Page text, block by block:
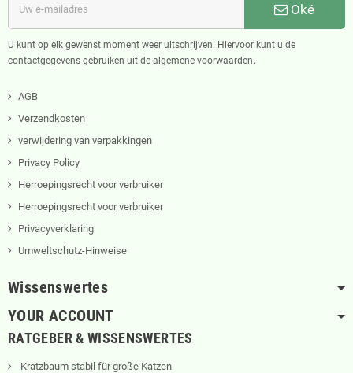
Oké
U kunt op elk gewenst moment weer uitschrijven. Hiervoor kunt u de
contactgegevens gebruiken uit de algemene voorwaarden.
AGB
Verzendkosten
verwijdering van verpakkingen
Privacy Policy
Herroepingsrecht voor verbruiker
Herroepingsrecht voor verbruiker
Privacyverklaring
Umweltschutz-Hinweise
Wissenswertes
YOUR ACCOUNT
RATGEBER & WISSENSWERTES
Kratzbaum stabil für große Katzen